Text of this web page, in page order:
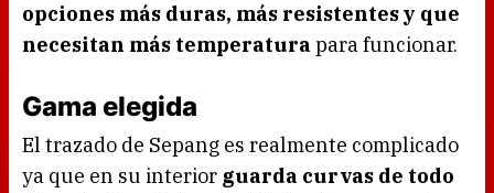
opciones más duras, más resistentes y que
necesitan más temperatura para funcionar.
Gama elegida
El trazado de Sepang es realmente complicado
ya que en su interior guarda curvas de todo